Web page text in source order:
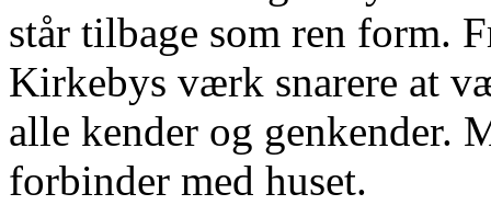
står tilbage som ren form.
Kirkebys værk snarere at
alle kender og genkender.
forbinder med huset.